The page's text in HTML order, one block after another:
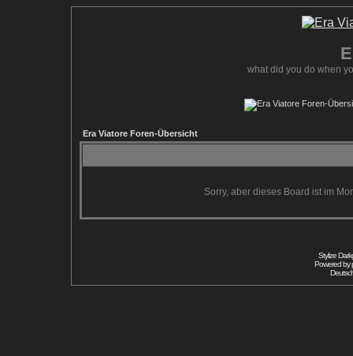
what did you do when
Era Viatore Foren-Übersicht
Sorry, aber dieses Board ist im
Stylize
Powered by